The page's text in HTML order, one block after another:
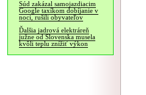
Súd zakázal samojazdiacim
Google taxíkom dobíjanie v
noci, rušili obyvateľov
Ďalšia jadrová elektráreň
južne od Slovenska musela
kvôli teplu znížiť výkon